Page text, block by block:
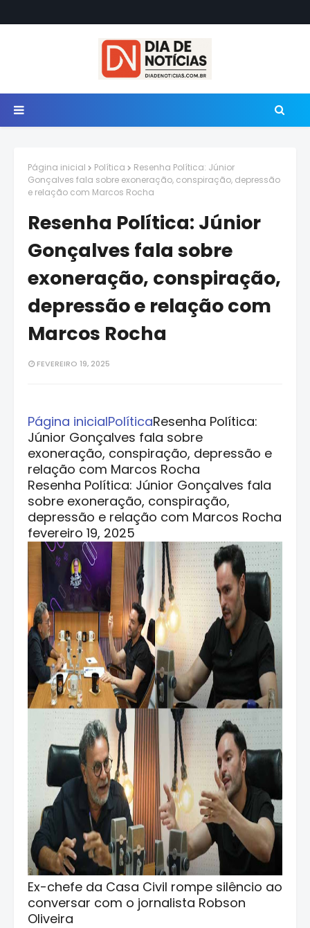
Página inicial Política
Resenha Política: Júnior
Gonçalves fala sobre exoneração, conspiração, depressão
e relação com Marcos Rocha
Resenha Política: Júnior
Gonçalves fala sobre
exoneração, conspiração,
depressão e relação com
Marcos Rocha
FEVEREIRO 19, 2025
Página inicialPolíticaResenha Política:
Júnior Gonçalves fala sobre
exoneração, conspiração, depressão e
relação com Marcos Rocha
Resenha Política: Júnior Gonçalves fala
sobre exoneração, conspiração,
depressão e relação com Marcos Rocha
fevereiro 19, 2025
Ex-chefe da Casa Civil rompe silêncio ao
conversar com o jornalista Robson
Oliveira